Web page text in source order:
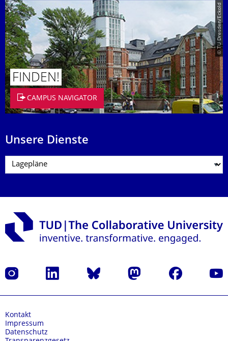
© TU Dresden/Eckold
FINDEN!
CAMPUS NAVIGATOR
Unsere Dienste
Instagram LinkedIn Bluesky Mastodon Facebook
Kontakt
Impressum
Datenschutz